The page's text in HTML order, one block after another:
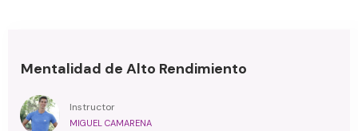
Mentalidad de Alto Rendimiento
Instructor
MIGUEL CAMARENA